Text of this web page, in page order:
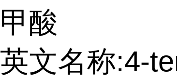
甲酸
英文名称:4-